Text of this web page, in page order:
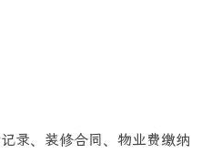
录、装修合同、物业费缴纳